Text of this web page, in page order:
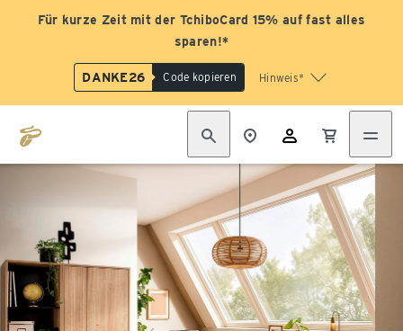
Für kurze Zeit mit der TchiboCard 15% auf fast alles
sparen!*
DANKE26 Code kopieren Hinweis*